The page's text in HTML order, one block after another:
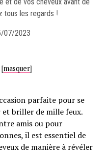
tous les regards !
07/2023
[masquer]
parfaite pour se
briller de mille feux.
amis ou pour
il est essentiel de
de manière à révéler